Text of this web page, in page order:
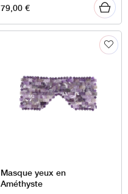
79,00€
Masque yeux en
Améthyste